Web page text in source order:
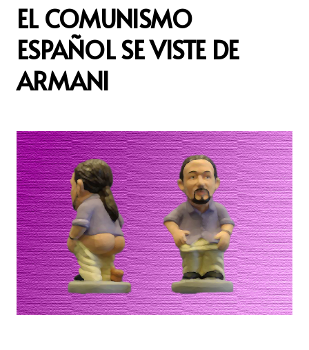
EL COMUNISMO
ESPAÑOL SE VISTE DE
ARMANI